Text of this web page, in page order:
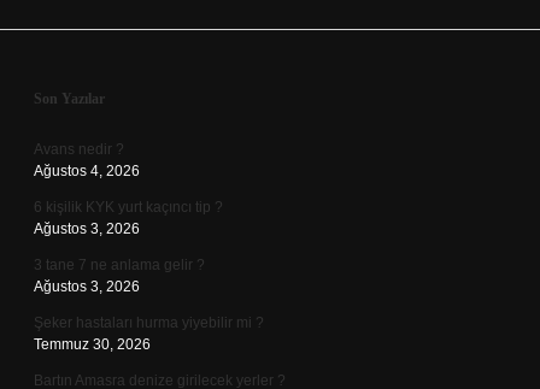
Sidebar
Son Yazılar
Avans nedir ?
Ağustos 4, 2026
6 kişilik KYK yurt kaçıncı tip ?
Ağustos 3, 2026
3 tane 7 ne anlama gelir ?
Ağustos 3, 2026
Şeker hastaları hurma yiyebilir mi ?
Temmuz 30, 2026
Bartın Amasra denize girilecek yerler ?